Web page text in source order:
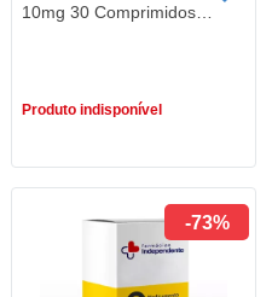
10mg 30 Comprimidos
Produto indisponível
-73%